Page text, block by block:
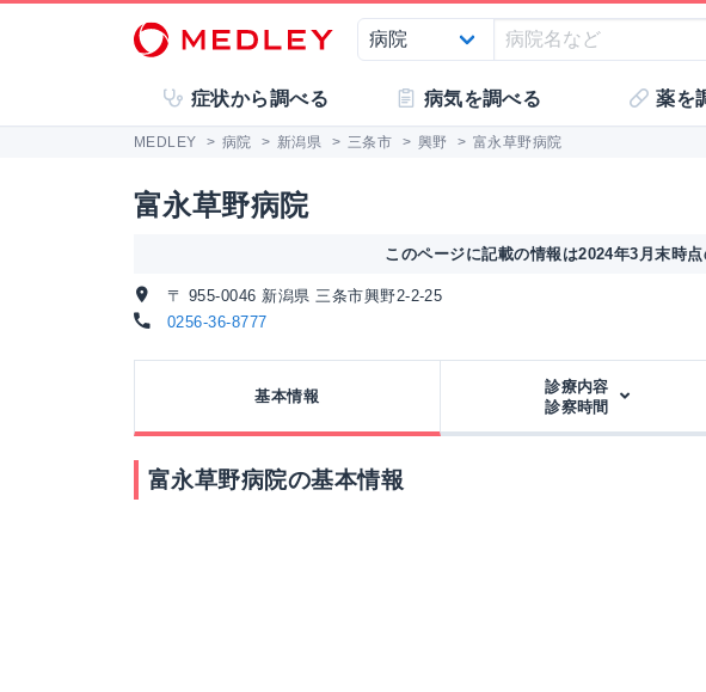
症状から調べる 病気を調べる 薬を
MEDLEY > 病院 > 新潟県 > 三条市 > 興野 > 富永草野病院
富永草野病院
このページに記載の情報は2024年3月末時点
〒 955-0046 新潟県 三条市興野2-2-25
0256-36-8777
基本情報
診療内容
診察時間
富永草野病院の基本情報